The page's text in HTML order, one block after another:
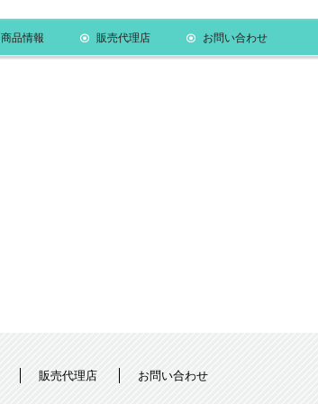
商品情報 販売代理店 お問い合わせ
販売代理店 お問い合わせ